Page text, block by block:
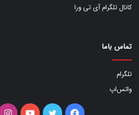
کانال تلگرام آی تی ورا
تماس باما
تلگرام
واتس‌اپ